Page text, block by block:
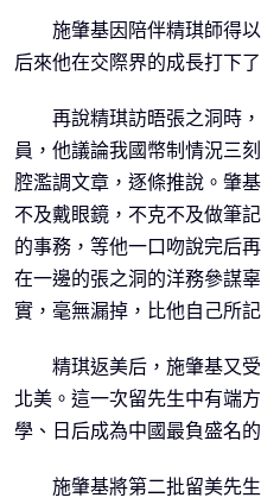
施肇基因陪伴精琪師得
后來他在交際界的成長打下
再說精琪訪晤張之洞時
員，他議論我國幣制情況三
腔濫調文章，逐條推說。肇
不及戴眼鏡，不克不及做筆
的事務，等他一口吻說完后
在一邊的張之洞的洋務參謀
實，毫無漏掉，比他自己所
精琪返美后，施肇基又
北美。這一次留先生中有端
學、日后成為中國最負盛名
施肇基將第二批留美先